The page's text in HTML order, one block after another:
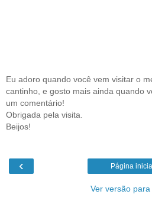
Eu adoro quando você vem visitar o
cantinho, e gosto mais ainda quando
um comentário!
Obrigada pela visita.
Beijos!
‹ Página inicial
Ver versão